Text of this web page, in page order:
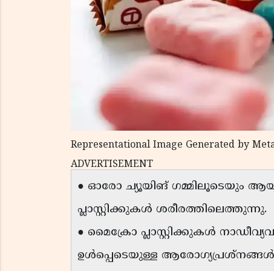
Representational Image Generated by
ADVERTISEMENT
● ഓരോ ച്യൂയിങ് ഗമ്മിലൂടെയും
പ്ലാസ്റ്റിക്കുകൾ ശരീരത്തിലെത്തുന്നു.
● മൈക്രോ പ്ലാസ്റ്റിക്കുകൾ
ഉൾപ്പെടെയുള്ള